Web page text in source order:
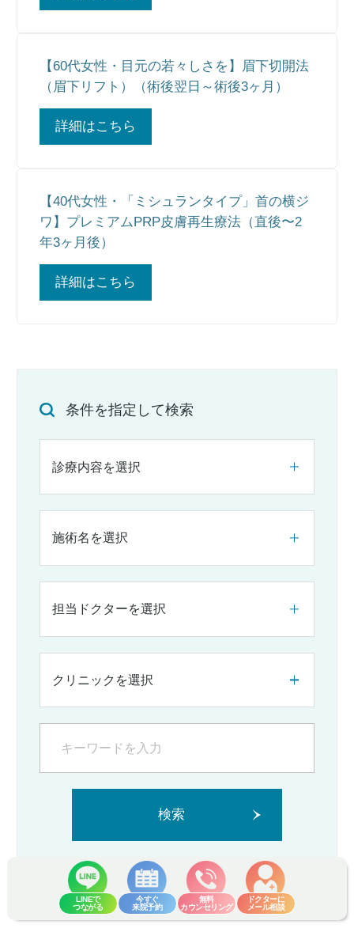
LINEで
つながる
今すぐ
来院予約
無料
カウンセリング
ドクターに
メール相談
【60代女性・目元の若々しさを】眉下切開法
（眉下リフト）（術後翌日～術後3ヶ月）
詳細はこちら
【40代女性・「ミシュランタイプ」首の横ジ
ワ】プレミアムPRP皮膚再生療法（直後〜2
年3ヶ月後）
詳細はこちら
条件を指定して検索
診療内容を選択
施術名を選択
担当ドクターを選択
クリニックを選択
検索